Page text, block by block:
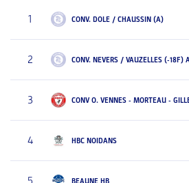
1 CONV. DOLE / CHAUSSIN (A)
2 CONV. NEVERS / VAUZELLES (-18F) A
3 CONV O. VENNES - MORTEAU -
4 HBC NOIDANS
BEAUNE HB